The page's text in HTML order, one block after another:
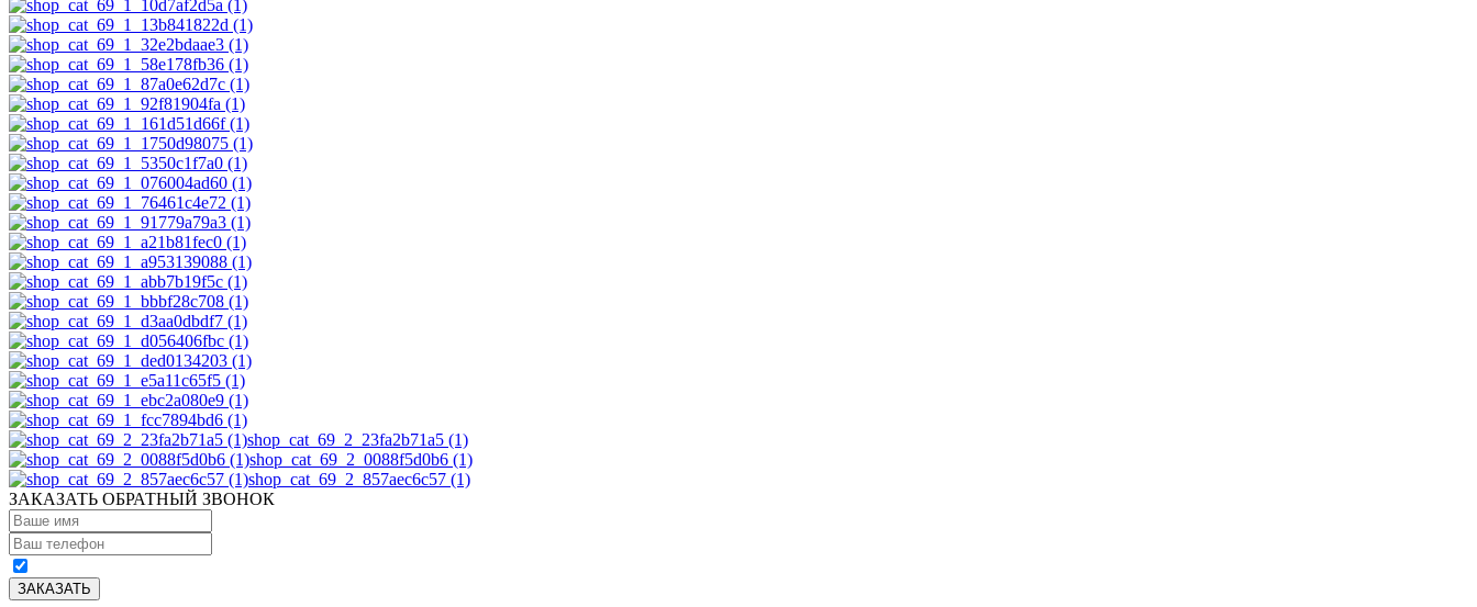
shop_cat_69_2_23fa2b71a5 (1)
shop_cat_69_2_0088f5d0b6 (1)
shop_cat_69_2_857aec6c57 (1)
ЗАКАЗАТЬ ОБРАТНЫЙ ЗВОНОК